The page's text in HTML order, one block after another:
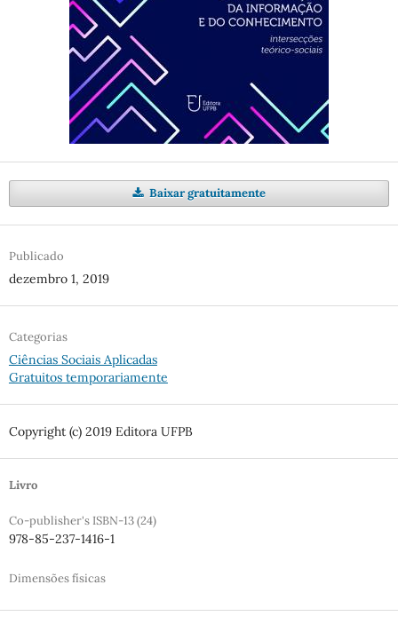
Baixar gratuitamente
Publicado
dezembro 1, 2019
Categorias
Ciências Sociais Aplicadas
Gratuitos temporariamente
Copyright (c) 2019 Editora UFPB
Livro
Co-publisher's ISBN-13 (24)
978-85-237-1416-1
Dimensões físicas